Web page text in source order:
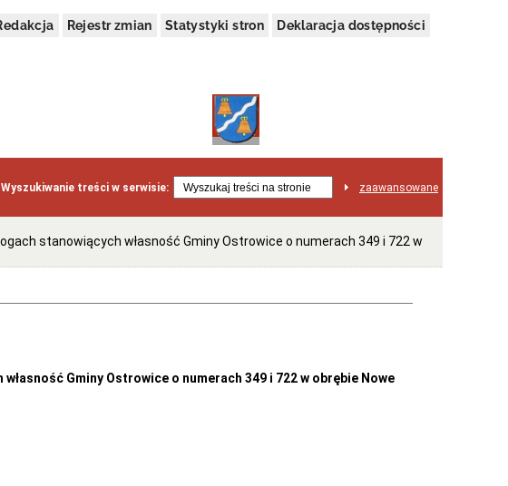
Rejestr zmian Statystyki stron Deklaracja dostępności
Wyszukiwanie treści w serwisie: zaawansowane
stanowiących własność Gminy Ostrowice o numerach 349 i 722 w
Gminy Ostrowice o numerach 349 i 722 w obrębie Nowe